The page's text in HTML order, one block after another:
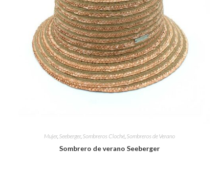
Mujer, Seeberger, Sombreros Cloché Sombreros de Verano
Sombrero de verano Seeberger